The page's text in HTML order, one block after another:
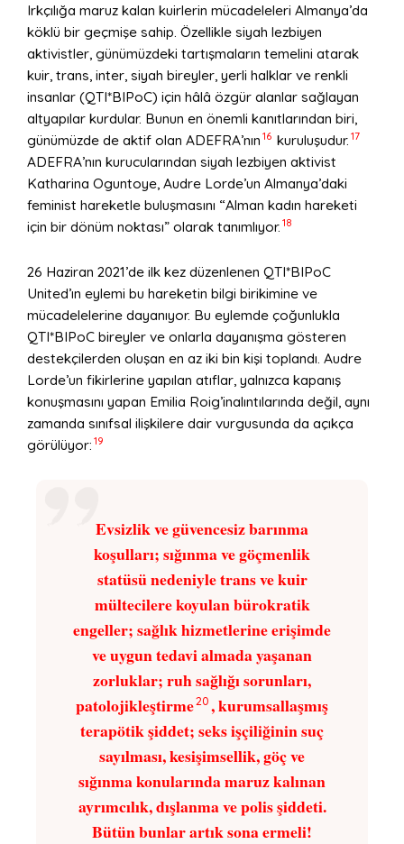
Irkçılığa maruz kalan kuirlerin mücadeleleri Almanya’da
köklü bir geçmişe sahip. Özellikle siyah lezbiyen
aktivistler, günümüzdeki tartışmaların temelini atarak
kuir, trans, inter, siyah bireyler, yerli halklar ve renkli
insanlar (QTI*BIPoC) için hâlâ özgür alanlar sağlayan
altyapılar kurdular. Bunun en önemli kanıtlarından biri,
günümüzde de aktif olan ADEFRA’nın 16 kuruluşudur. 17
ADEFRA’nın kurucularından siyah lezbiyen aktivist
Katharina Oguntoye, Audre Lorde’un Almanya’daki
feminist hareketle buluşmasını “Alman kadın hareketi
için bir dönüm noktası” olarak tanımlıyor. 18
26 Haziran 2021’de ilk kez düzenlenen QTI*BIPoC
United’ın eylemi bu hareketin bilgi birikimine ve
mücadelelerine dayanıyor. Bu eylemde çoğunlukla
QTI*BIPoC bireyler ve onlarla dayanışma gösteren
destekçilerden oluşan en az iki bin kişi toplandı. Audre
Lorde’un fikirlerine yapılan atıflar, yalnızca kapanış
konuşmasını yapan Emilia Roig’inalıntılarında değil, aynı
zamanda sınıfsal ilişkilere dair vurgusunda da açıkça
görülüyor: 19
Evsizlik ve güvencesiz barınma
koşulları; sığınma ve göçmenlik
statüsü nedeniyle trans ve kuir
mültecilere koyulan bürokratik
engeller; sağlık hizmetlerine erişimde
ve uygun tedavi almada yaşanan
zorluklar; ruh sağlığı sorunları,
patolojikleştirme20, kurumsallaşmış
terapötik şiddet; seks işçiliğinin suç
sayılması, kesişimsellik, göç ve
sığınma konularında maruz kalınan
ayrımcılık, dışlanma ve polis şiddeti.
Bütün bunlar artık sona ermeli!